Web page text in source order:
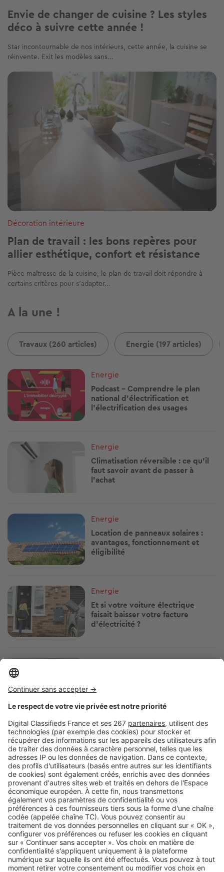
Envie de changer de cuisine ? Les styles
déco à suivre cette année !
Star incontournable de nos intérieurs, cette année, la cuisine se
réinvente. Exit les modèles sans...
Image
Décoration intérieure
Plan de travail : les bons repères pour
allier esthétique, confort et résistance
Pièce maîtresse de la cuisine, le plan de travail doit répondre à
certains critères pour s’adapter...
A la une !
Travaux (260 articles) Energie (197 articles)
Image
Energie
Podcast - Comprendre le plan
national d’électrification et
l'électrification des usages
Image
Energie
Climatisation réversible : ce qu'il
faut savoir avant de passer à
l'achat
Image
Energie
Location de panneaux solaires :
avantages, fonctionnement et
éligibilité
Image
Energie
Et si votre voiture électrique
faisait baisser votre facture
d'électricité ?
Image
température pour régler votre
climatisation